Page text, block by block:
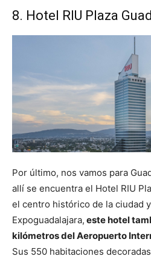
8. Hotel RIU Plaza
Por último, nos vamos para
allí se encuentra el Hotel RIU
el centro histórico de la ciudad
Expoguadalajara, este hotel
kilómetros del Aeropuerto
Sus 550 habitaciones